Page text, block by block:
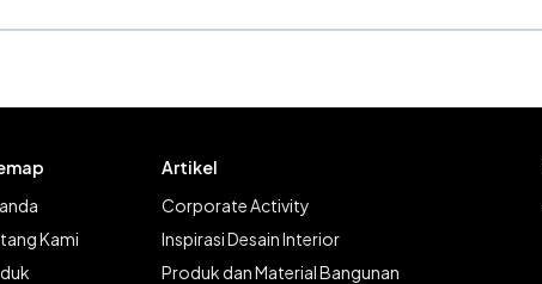
Kami
Artikel
Corporate Activity
Inspirasi Desain Interior
Produk dan Material Bangunan